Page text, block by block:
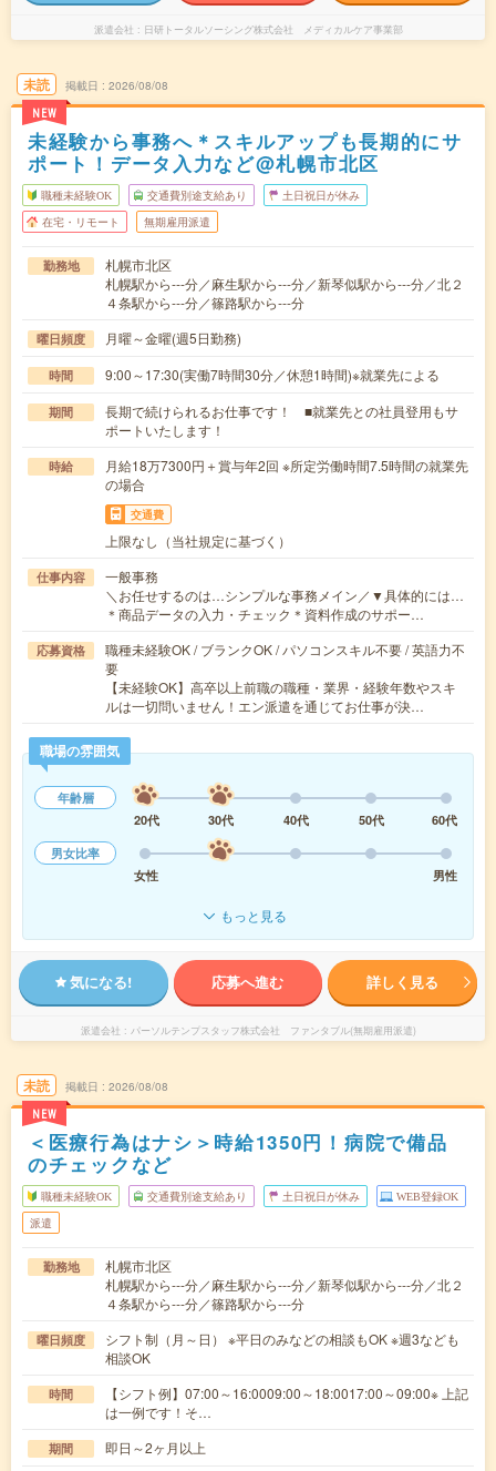
派遣会社 日研トータルソーシング株式会社 メディカルケア事業部
未読
NEW
掲載日 2026/08/08
未経験から事務へ＊スキルアップも長期的にサ
ポート！データ入力など@札幌市北区
職種未経験OK 交通費別途支給あり 土日祝日が休み
在宅・リモート 無期雇用派遣
勤務地
札幌市北区
札幌駅から---分／麻生駅から---分／新琴似駅から---分／北２
４条駅から---分／篠路駅から---分
曜日頻度 月曜～金曜(週5日勤務)
時間 9:00～17:30(実働7時間30分／休憩1時間)※就業先による
期間
長期で続けられるお仕事です！ ■就業先との社員登用もサ
ポートいたします！
時給
月給18万7300円＋賞与年2回 ※所定労働時間7.5時間の就業先
の場合
交通費
上限なし（当社規定に基づく）
仕事内容
一般事務
＼お任せするのは…シンプルな事務メイン／▼具体的には…
＊商品データの入力・チェック＊資料作成のサポー…
応募資格
職種未経験OK / ブランクOK / パソコンスキル不要 / 英語力不
要
【未経験OK】高卒以上前職の職種・業界・経験年数やスキ
ルは一切問いません！エン派遣を通じてお仕事が決…
職場の雰囲気
年齢層
20代
30代 40代 50代
60代
男女比率
女性
男性
もっと見る
気になる! 応募へ進む 詳しく見る
派遣会社 パーソルテンプスタッフ株式会社 ファンタブル(無期雇用派遣)
未読
NEW
掲載日 2026/08/08
＜医療行為はナシ＞時給1350円！病院で備品
のチェックなど
職種未経験OK 交通費別途支給あり 土日祝日が休み WEB登録OK
派遣
勤務地
札幌市北区
札幌駅から---分／麻生駅から---分／新琴似駅から---分／北２
４条駅から---分／篠路駅から---分
曜日頻度
シフト制（月～日） ※平日のみなどの相談もOK ※週3なども
相談OK
時間
【シフト例】07:00～16:0009:00～18:0017:00～09:00※ 上記
は一例です！そ…
期間 即日～2ヶ月以上